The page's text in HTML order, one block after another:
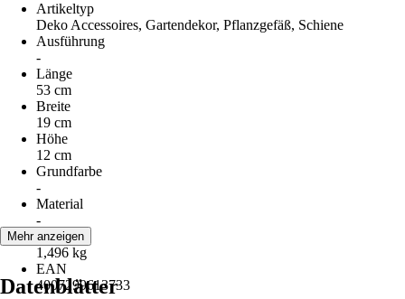
Artikeltyp
Deko Accessoires, Gartendekor, Pflanzgefäß, Schiene
Ausführung
-
Länge
53 cm
Breite
19 cm
Höhe
12 cm
Grundfarbe
-
Material
-
Gewicht
1,496 kg
EAN
4007299613733
Mehr anzeigen
Datenblätter